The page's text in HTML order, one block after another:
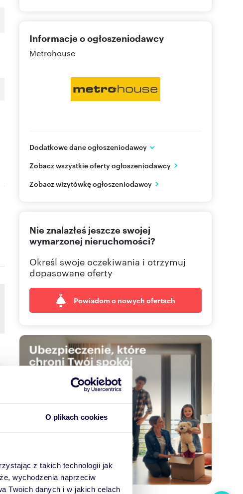
O plikach cookies
z takich technologii jak
wychodzenia naprzeciw
Twoich danych i w jakich celach
Informacje o ogłoszeniodawcy
Metrohouse
Dodatkowe dane ogłoszeniodawcy
Warszawa
PL
Zobacz wszystkie oferty ogłoszeniodawcy
Zobacz wizytówkę ogłoszeniodawcy
Nie znalazłeś jeszcze swojej
wymarzonej nieruchomości?
Określ swoje oczekiwania i otrzymuj
dopasowane oferty
Powiadom o nowych ofertach